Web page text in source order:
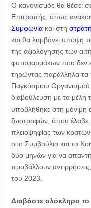
Ο κανονισμός θα θέσει
Επιτροπής, όπως
Συμφωνίακαι στη
και θα λαμβάνει υπόψη
της αξιολόγησης των
φυτοφαρμάκων που δεν
τηρώντας παράλληλα τα
Παγκόσμιου
διαβούλευση με τα
υποβλήθηκε στη μόνιμη
ζωοτροφών, όπου έλαβε
πλειοψηφίας των
στο Συμβούλιο και το
δύο μηνών για να
προβάλλουν
του 2023.
Διαβάστε ολόκληρο